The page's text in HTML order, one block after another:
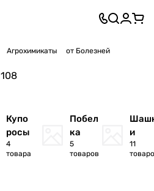
Агрохимикаты от Болезней
108
Купо
росы
4
товара
Побел
ка
5
товаров
и
11